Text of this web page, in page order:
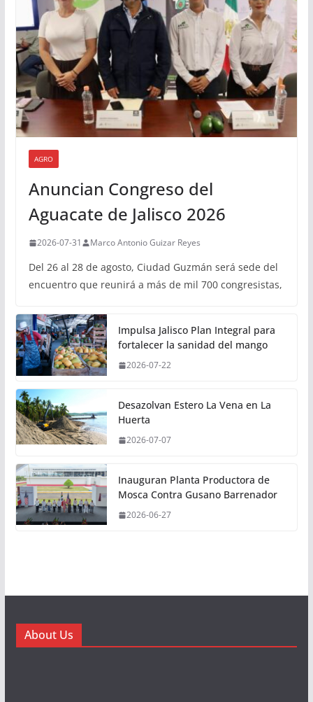
AGRO
Anuncian Congreso del
Aguacate de Jalisco 2026
2026-07-31 Marco Antonio Guizar Reyes
Del 26 al 28 de agosto, Ciudad Guzmán será sede del
encuentro que reunirá a más de mil 700 congresistas,
Impulsa Jalisco Plan Integral para
fortalecer la sanidad del mango
2026-07-22
Desazolvan Estero La Vena en La
Huerta
2026-07-07
Inauguran Planta Productora de
Mosca Contra Gusano Barrenador
2026-06-27
About Us